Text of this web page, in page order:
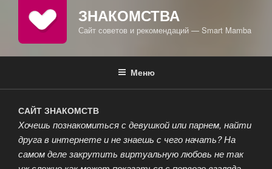
ЗНАКОМСТВА
Сайт советов и рекомендаций — Smart Mamba
Меню
САЙТ ЗНАКОМСТВ
Хочешь познакомиться с девушкой или парнем, найти
друга в интернете и не знаешь с чего начать? На
самом деле закрутить виртуальную любовь не так